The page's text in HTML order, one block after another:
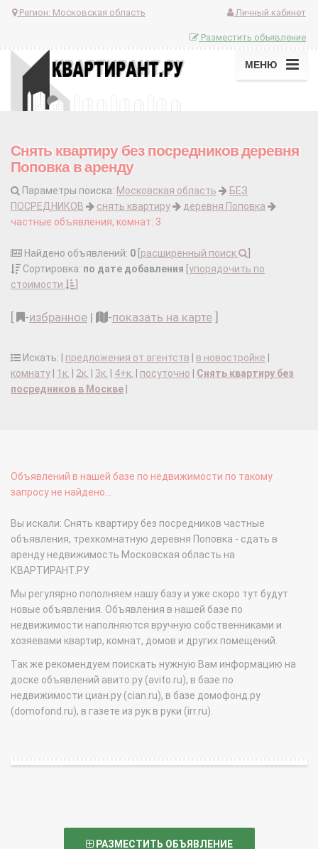
Регион: Московская область Личный кабинет
Разместить объявление
МЕНЮ
Снять квартиру без посредников деревня
Поповка в аренду
Параметры поиска: Московская область
БЕЗ
ПОСРЕДНИКОВ
снять квартиру
деревня Поповка
частные объявления, комнат: 3
Найдено объявлений: 0 расширенный поиск
Сортировка: по дате добавления упорядочить по
стоимости
-избранное | -показать на карте
Искать: | предложения от агентств в новостройке
комнату
1к. 2к. 3к. 4+к. посуточно
Снять квартиру без
посредников в Москве
Объявлений в нашей базе по недвижимости по такому
запросу не найдено...
Вы искали: Снять квартиру без посредников частные
объявления, трехкомнатную деревня Поповка - сдать в
аренду недвижимость Московская область на
КВАРТИРАНТ.РУ
Мы регулярно пополняем нашу базу и уже скоро тут будут
новые объявления. Объявления в нашей базе по
недвижимости наполняются вручную собственниками и
хозяевами квартир, комнат, домов и других помещений.
Так же рекомендуем поискать нужную Вам информацию на
доске объявлений авито.ру (avito.ru), в базе по
недвижимости циан.ру (cian.ru), в базе домофонд.ру
(domofond.ru), в газете из рук в руки (irr.ru).
РАЗМЕСТИТЬ ОБЪЯВЛЕНИЕ